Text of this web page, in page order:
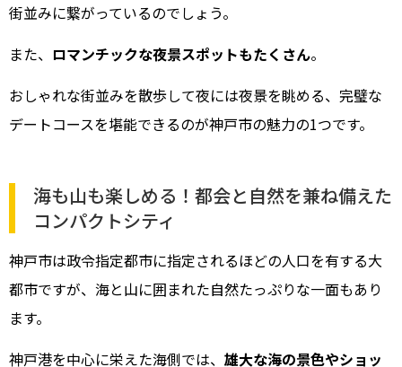
街並みに繋がっているのでしょう。
また、 ロマンチックな夜景スポットもたくさん。
おしゃれな街並みを散歩して夜には夜景を眺める、完璧な
デートコースを堪能できるのが神戸市の魅力の1つです。
海も山も楽しめる！都会と自然を兼ね備えた
コンパクトシティ
神戸市は政令指定都市に指定されるほどの人口を有する大
都市ですが、海と山に囲まれた自然たっぷりな一面もあり
ます。
神戸港を中心に栄えた海側では、 雄大な海の景色やショッ